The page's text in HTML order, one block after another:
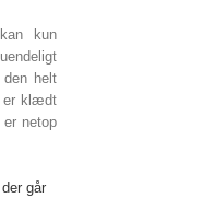
kun
den helt
er klædt
netop